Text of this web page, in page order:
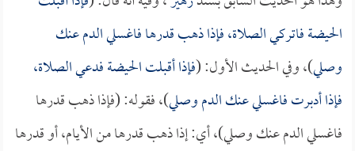
الحيضة فاتركي الصلاة، فإذا ذهب قدرها فاغسلي الدم عنك
وصلي)، وفي الحديث الأول: (فإذا أقبلت الحيضة فدعي الصلاة،
فإذا أدبرت فاغسلي عنك الدم وصلي)، فقوله: (فإذا ذهب قدرها
فاغسلي الدم عنك وصلي)، أي: إذا ذهب قدرها من الأيام، أو قدرها